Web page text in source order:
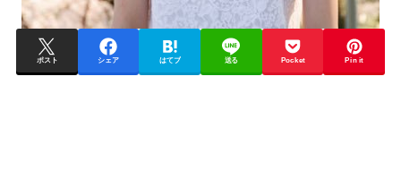
ポスト シェア はてブ 送る Pocket Pin it